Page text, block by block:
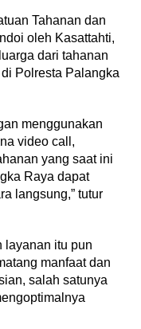
Tahanan dan
oleh Kasattahti,
dari tahanan
Polresta Palangka
menggunakan
video call,
yang saat ini
Raya dapat
langsung,” tutur
layanan itu pun
manfaat dan
salah satunya